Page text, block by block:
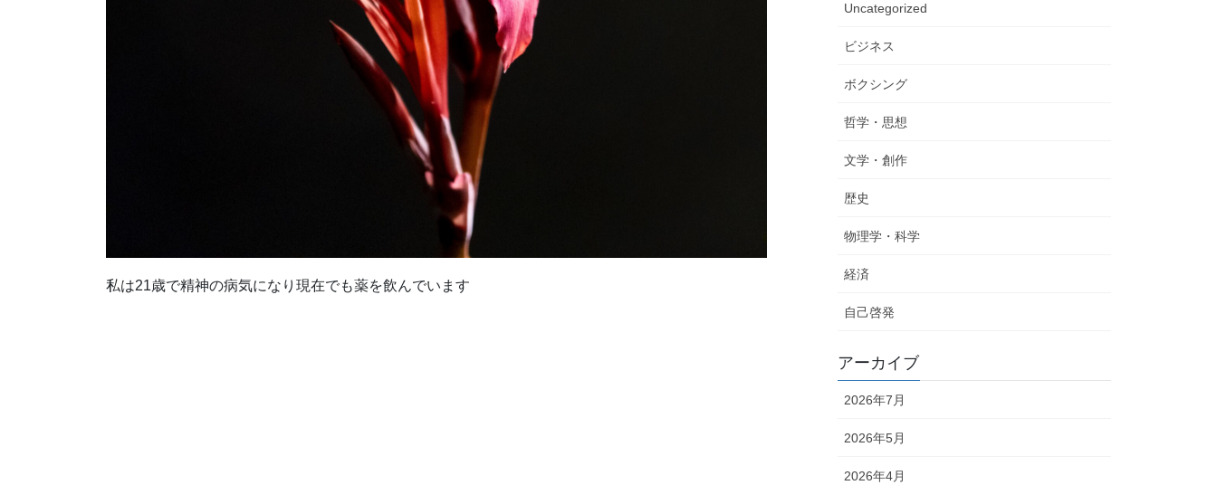
私は21歳で精神の病気になり現在でも薬を飲んでいます
Uncategorized
ビジネス
ボクシング
哲学・思想
文学・創作
歴史
物理学・科学
経済
自己啓発
アーカイブ
2026年7月
2026年5月
2026年4月